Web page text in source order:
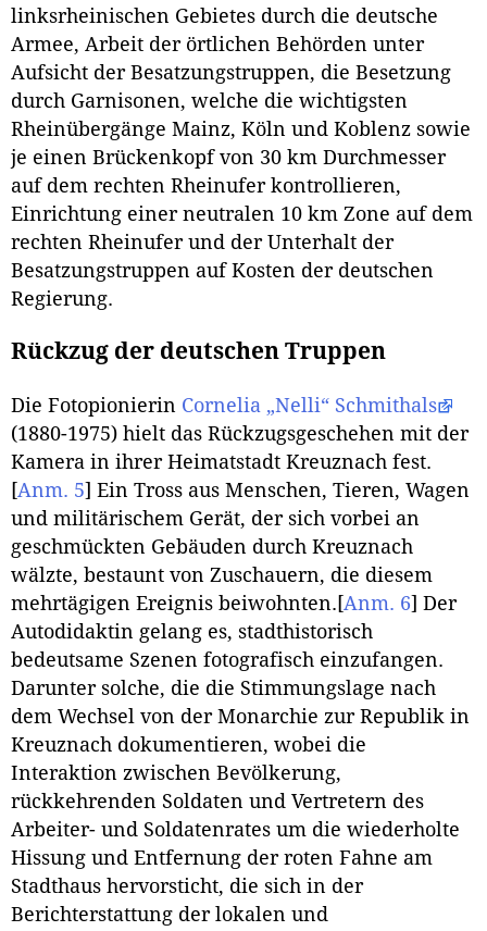
linksrheinischen Gebietes durch die deutsche
Armee, Arbeit der örtlichen Behörden unter
Aufsicht der Besatzungstruppen, die Besetzung
durch Garnisonen, welche die wichtigsten
Rheinübergänge Mainz, Köln und Koblenz sowie
je einen Brückenkopf von 30 km Durchmesser
auf dem rechten Rheinufer kontrollieren,
Einrichtung einer neutralen 10 km Zone auf dem
rechten Rheinufer und der Unterhalt der
Besatzungstruppen auf Kosten der deutschen
Regierung.
Rückzug der deutschen Truppen
Die Fotopionierin Cornelia „Nelli“ Schmithals
(1880-1975) hielt das Rückzugsgeschehen mit der
Kamera in ihrer Heimatstadt Kreuznach fest.
[Anm. 5] Ein Tross aus Menschen, Tieren, Wagen
und militärischem Gerät, der sich vorbei an
geschmückten Gebäuden durch Kreuznach
wälzte, bestaunt von Zuschauern, die diesem
mehrtägigen Ereignis beiwohnten. [Anm. 6] Der
Autodidaktin gelang es, stadthistorisch
bedeutsame Szenen fotografisch einzufangen.
Darunter solche, die die Stimmungslage nach
dem Wechsel von der Monarchie zur Republik in
Kreuznach dokumentieren, wobei die
Interaktion zwischen Bevölkerung,
rückkehrenden Soldaten und Vertretern des
Arbeiter- und Soldatenrates um die wiederholte
Hissung und Entfernung der roten Fahne am
Stadthaus hervorsticht, die sich in der
Berichterstattung der lokalen und